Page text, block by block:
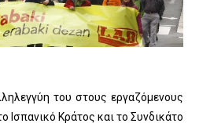
του στους εργαζόμενους
Κράτος και το Συνδικάτο